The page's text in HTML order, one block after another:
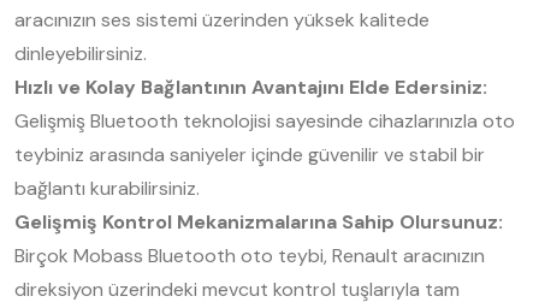
aracınızın ses sistemi üzerinden yüksek kalitede
dinleyebilirsiniz.
Hızlı ve Kolay Bağlantının Avantajını Elde Edersiniz:
Gelişmiş Bluetooth teknolojisi sayesinde cihazlarınızla oto
teybiniz arasında saniyeler içinde güvenilir ve stabil bir
bağlantı kurabilirsiniz.
Gelişmiş Kontrol Mekanizmalarına Sahip Olursunuz:
Birçok Mobass Bluetooth oto teybi, Renault aracınızın
direksiyon üzerindeki mevcut kontrol tuşlarıyla tam